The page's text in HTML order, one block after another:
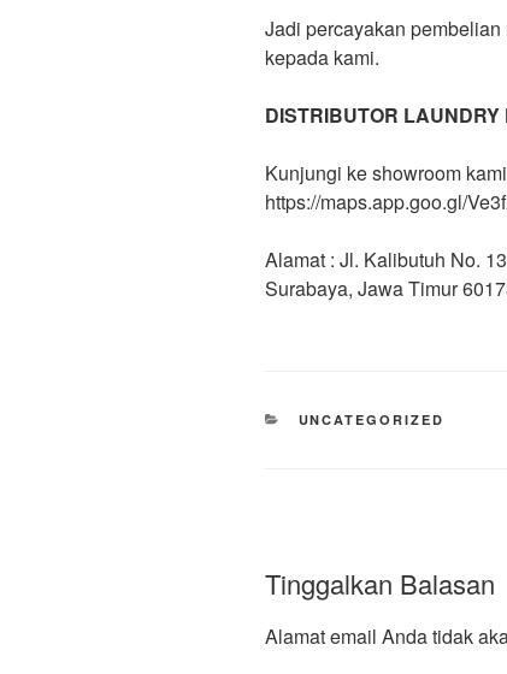
Jadi percayakan
kepada kami.
DISTRIBUTOR
Kunjungi ke showroom
https://maps.app.goo.gl/
Alamat : Jl. Kalibutuh No.
Surabaya, Jawa Timur
UNCATEGORIZED
Tinggalkan Balasan
Alamat email Anda tidak